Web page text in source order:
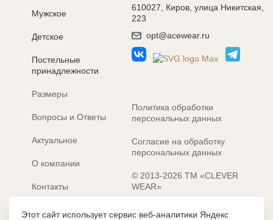
Мужское
Детское
Постельные
принадлежности
Размеры
Вопросы и Ответы
Актуальное
О компании
Контакты
Электронные каталоги
610027, Киров, улица Никитская,
223
opt@acewear.ru
Политика обработки
персональных данных
Согласие на обработку
персональных данных
© 2013-2026 ТМ «CLEVER
WEAR»
Разработка сайта: MACHAON
Этот сайт использует сервис веб-аналитики Яндекс